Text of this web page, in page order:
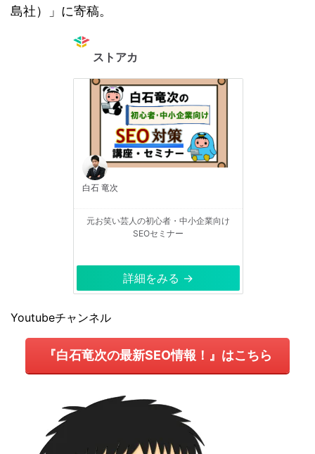
島社）」に寄稿。
ストアカ
白石 竜次
元お笑い芸人の初心者・中小企業向け
SEOセミナー
詳細をみる →
Youtubeチャンネル
『白石竜次の最新SEO情報！』はこちら